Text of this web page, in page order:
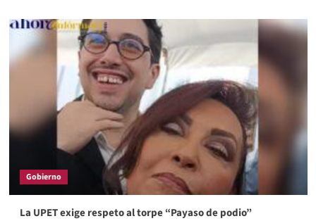
Gobierno
La UPET exige respeto al torpe “Payaso de podio”